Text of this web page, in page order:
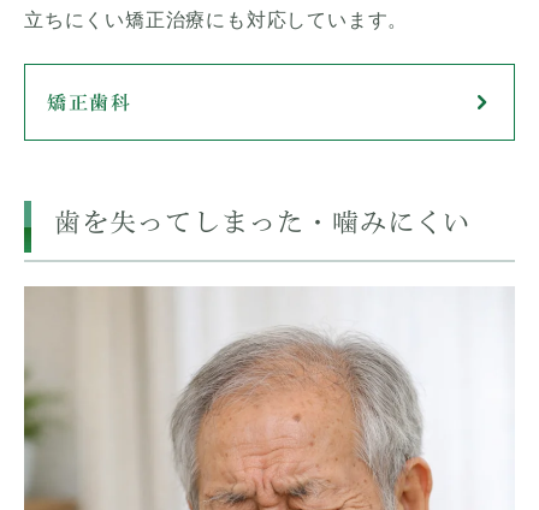
立ちにくい矯正治療にも対応しています。
矯正歯科
歯を失ってしまった・噛みにくい